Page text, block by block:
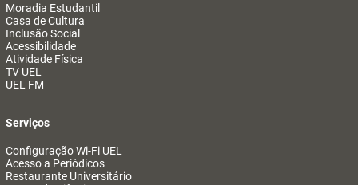
Moradia Estudantil
Casa de Cultura
Inclusão Social
Acessibilidade
Atividade Física
TV UEL
UEL FM
Serviços
Configuração Wi-Fi UEL
Acesso a Periódicos
Restaurante Universitário